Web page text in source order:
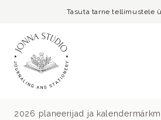
Tasuta tarne tellimustele
2026 planeerijad ja